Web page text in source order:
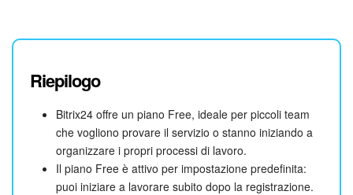
Riepilogo
Bitrix24 offre un piano Free, ideale per piccoli team
che vogliono provare il servizio o stanno iniziando a
organizzare i propri processi di lavoro.
Il piano Free è attivo per impostazione predefinita:
puoi iniziare a lavorare subito dopo la registrazione.